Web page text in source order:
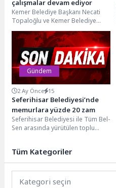
çalışmalar devam ediyor
Kemer Belediye Başkanı Necati
Topaloğlu ve Kemer Belediye
Başkan Yardımcısı Emin Gül, Yayla
Kuzdere yolunda...
Gündem
2 Ay Önce 15
Seferihisar Belediyesi’nde
memurlara yüzde 20 zam
Seferihisar Belediyesi ile Tüm Bel-
Sen arasında yürütülen toplu
çalışanlarının sosyal...
Tüm Kategoriler